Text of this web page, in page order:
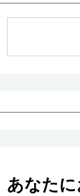
あなた